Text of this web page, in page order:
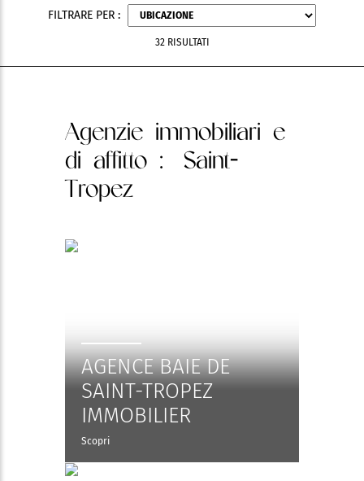
FILTRARE PER :
32 RISULTATI
Agenzie immobiliari e
di affitto : Saint-
Tropez
AGENCE BAIE DE
SAINT-TROPEZ
IMMOBILIER
Scopri